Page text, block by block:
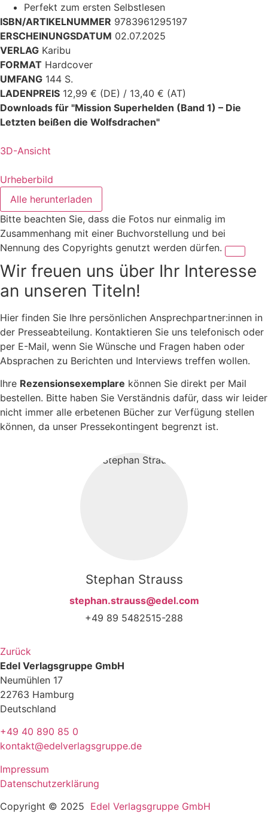
Perfekt zum ersten Selbstlesen
ISBN/ARTIKELNUMMER 9783961295197
ERSCHEINUNGSDATUM 02.07.2025
VERLAG Karibu
FORMAT Hardcover
UMFANG 144 S.
LADENPREIS 12,99 € (DE) / 13,40 € (AT)
Downloads für "Mission Superhelden (Band 1) – Die
Letzten beißen die Wolfsdrachen"
3D-Ansicht
Urheberbild
Alle herunterladen
Bitte beachten Sie, dass die Fotos nur einmalig im
Zusammenhang mit einer Buchvorstellung und bei
Nennung des Copyrights genutzt werden dürfen.
Wir freuen uns über Ihr Interesse
an unseren Titeln!
Hier finden Sie Ihre persönlichen Ansprechpartner:innen in
der Presseabteilung. Kontaktieren Sie uns telefonisch oder
per E-Mail, wenn Sie Wünsche und Fragen haben oder
Absprachen zu Berichten und Interviews treffen wollen.
Ihre Rezensionsexemplare können Sie direkt per Mail
bestellen. Bitte haben Sie Verständnis dafür, dass wir leider
nicht immer alle erbetenen Bücher zur Verfügung stellen
können, da unser Pressekontingent begrenzt ist.
Stephan Strauss
stephan.strauss@edel.com
+49 89 5482515-288
Zurück
Edel Verlagsgruppe GmbH
Neumühlen 17
22763 Hamburg
Deutschland
+49 40 890 85 0
kontakt@edelverlagsgruppe.de
Impressum
Datenschutzerklärung
Copyright © 2025 Edel Verlagsgruppe GmbH